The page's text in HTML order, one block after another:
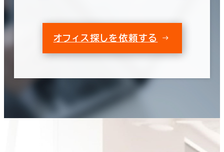
オフィス探しを依頼する